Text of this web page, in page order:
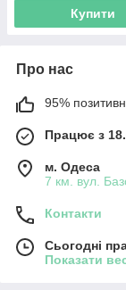
Купити
Про нас
95%
Працює з
м. Одеса
7 км. вул.
Контакти
Сьогодні
Показати